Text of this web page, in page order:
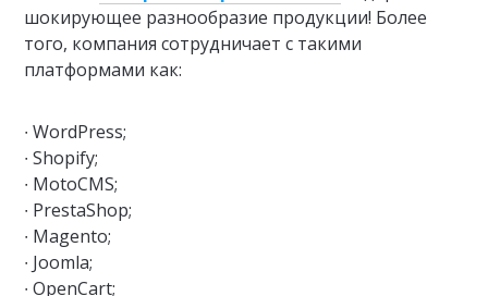
шокирующее разнообразие продукции! Более
того, компания сотрудничает с такими
платформами как:
∙ WordPress;
∙ Shopify;
∙ MotoCMS;
∙ PrestaShop;
∙ Magento;
∙ Joomla;
∙ OpenCart;